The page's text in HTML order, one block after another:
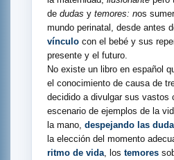
de dudas y temores: nos
mundo perinatal, desde antes
vínculo con el bebé y sus
presente y el futuro.
No existe un libro en español
el conocimiento de causa de
decidido a divulgar sus vastos
escenario de ejemplos de la
la mano, despejando las
la elección del momento
ritmo de vida , los temores